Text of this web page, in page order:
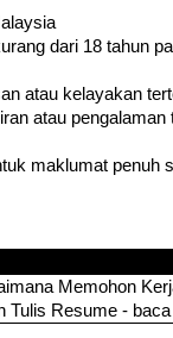
dari 18 tahun
atau kelayakan
atau
maklumat penuh
Memohon
Tulis Resume -